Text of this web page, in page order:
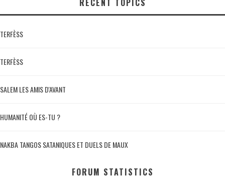
RECENT TOPICS
TERFÈSS
TERFÈSS
SALEM LES AMIS D'AVANT
HUMANITÉ OÙ ES-TU ?
NAKBA TANGOS SATANIQUES ET DUELS DE MAUX
FORUM STATISTICS